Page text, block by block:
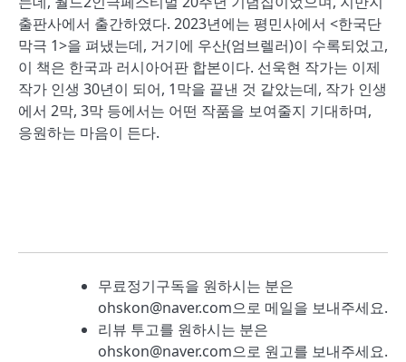
출판사에서 출간하였다. 2023년에는 평민사에서 <한국단
막극 1>을 펴냈는데, 거기에 우산(엄브렐러)이 수록되었고,
이 책은 한국과 러시아어판 합본이다. 선욱현 작가는 이제
작가 인생 30년이 되어, 1막을 끝낸 것 같았는데, 작가 인생
에서 2막, 3막 등에서는 어떤 작품을 보여줄지 기대하며,
응원하는 마음이 든다.
무료정기구독을 원하시는 분은
ohskon@naver.com으로 메일을 보내주세요.
리뷰 투고를 원하시는 분은
ohskon@naver.com으로 원고를 보내주세요.